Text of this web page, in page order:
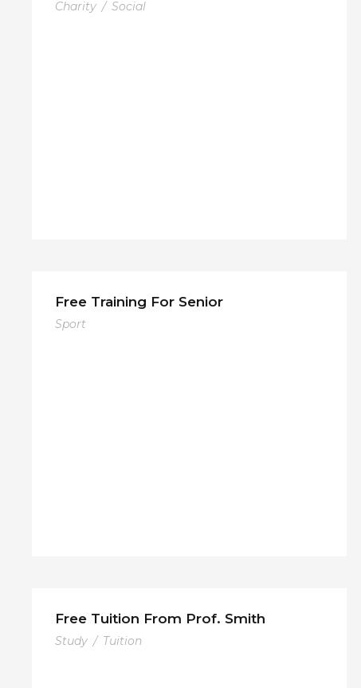
Charity / Social
Free Training For Senior
Sport
Free Tuition From Prof. Smith
Study / Tuition